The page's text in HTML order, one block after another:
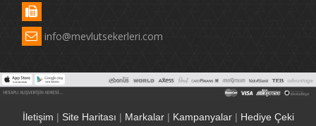
info@mevlutsekerleri.com
İletişim | Site Haritası | Markalar| Kampanyalar| Hediye Çeki